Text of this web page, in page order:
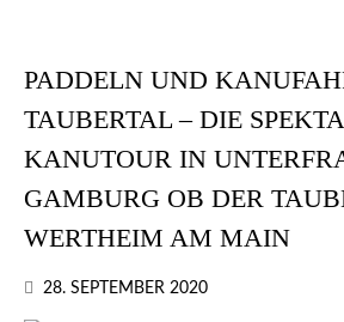
PADDELN UND
TAUBERTAL – DIE
KANUTOUR IN
GAMBURG OB DER
WERTHEIM AM MAIN
28. SEPTEMBER 2020